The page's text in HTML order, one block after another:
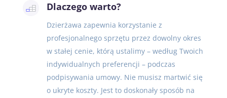
Dlaczego warto?
Dzierżawa zapewnia korzystanie z
profesjonalnego sprzętu przez dowolny okres
w stałej cenie, którą ustalimy – według Twoich
indywidualnych preferencji – podczas
podpisywania umowy. Nie musisz martwić się
o ukryte koszty. Jest to doskonały sposób na